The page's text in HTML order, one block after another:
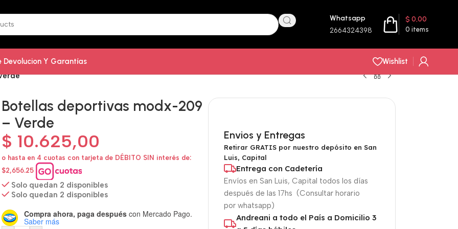
Whatsapp
2664324398 0 items
$ 0,00
Devolucion Y Garantías
Wishlist
Botellas deportivas modx-209
– Verde
$ 10.625,00
o hasta en 4 cuotas con tarjeta de DÉBITO SIN interés de:
$2,656.25
Solo quedan 2 disponibles
Solo quedan 2 disponibles
Compra ahora, paga despuéscon Mercado Pago.
Saber más
Envios y Entregas
Retirar GRATIS por nuestro depósito en San
Luis, Capital
Entrega con Cadetería
Envíos en San Luis, Capital todos los días
después de las 17hs (Consultar horario
por whatsapp)
Andreani a todo el País a Domicilio 3